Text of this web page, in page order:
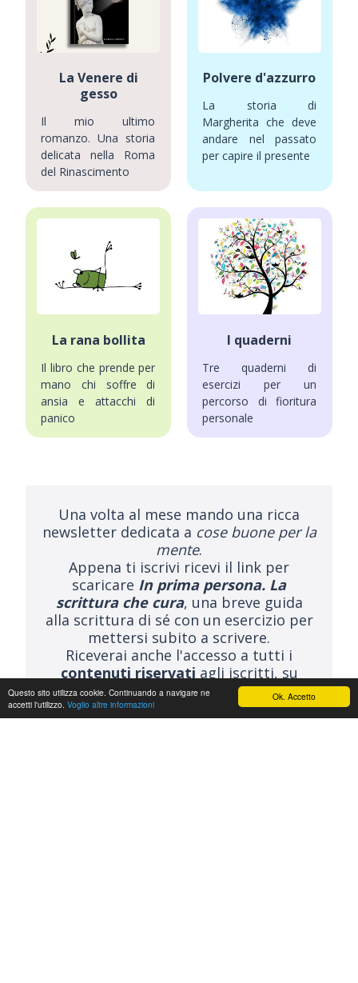
Ok. Accetto
Questo sito utilizza cookie. Continuando a navigare ne
accetti l'utilizzo. Voglio altre informazioni
La Venere di
gesso
Il mio ultimo
romanzo. Una storia
delicata nella Roma
del Rinascimento
Polvere d'azzurro
La storia di
Margherita che deve
andare nel passato
per capire il presente
La rana bollita
Il libro che prende per
mano chi soffre di
ansia e attacchi di
panico
I quaderni
Tre quaderni di
esercizi per un
percorso di fioritura
personale
Una volta al mese mando una ricca
newsletter dedicata a cose buone per la
mente.
Appena ti iscrivi ricevi il link per
scaricare In prima persona. La
scrittura che cura, una breve guida
alla scrittura di sé con un esercizio per
mettersi subito a scrivere.
Riceverai anche l'accesso a tutti i
contenuti riservati agli iscritti, su
mindfulness, gratitudine, psicologia
positiva, e altro.